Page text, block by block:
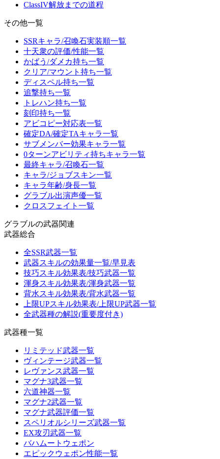
ClassIV解放までの道程
その他一覧
SSRキャラ/召喚石実装順一覧
十天衆の評価/性能一覧
かばう/ダメカ持ち一覧
クリア/マウント持ち一覧
ディスペル持ち一覧
追撃持ち一覧
トレハン持ち一覧
刻印持ち一覧
アビコピー対応表一覧
確定DA/確定TAキャラ一覧
サブメンバー効果キャラ一覧
0ターンアビリティ持ちキャラ一覧
最終キャラ/召喚石一覧
キャラ/ジョブスキン一覧
キャラ年齢/身長一覧
グラブル出演声優一覧
クロスフェイト一覧
グラブルの武器関連
武器総合
全SSR武器一覧
武器スキルの効果量一覧/早見表
技巧スキル効果表/技巧武器一覧
渾身スキル効果表/渾身武器一覧
背水スキル効果表/背水武器一覧
上限UPスキル効果表/上限UP武器一覧
全武器種の解説(重要度付き)
武器種一覧
リミテッド武器一覧
ヴィンテージ武器一覧
レヴァンス武器一覧
マグナ3武器一覧
六道神器一覧
マグナ2武器一覧
マグナ武器評価一覧
スペリオルシリーズ武器一覧
EX攻刃武器一覧
バハムートウェポン
エピックウェポン性能一覧